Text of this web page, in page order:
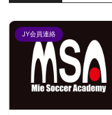
JY会員連絡